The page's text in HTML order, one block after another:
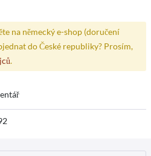
na německý e-shop (doručení
do České republiky? Prosím,
.